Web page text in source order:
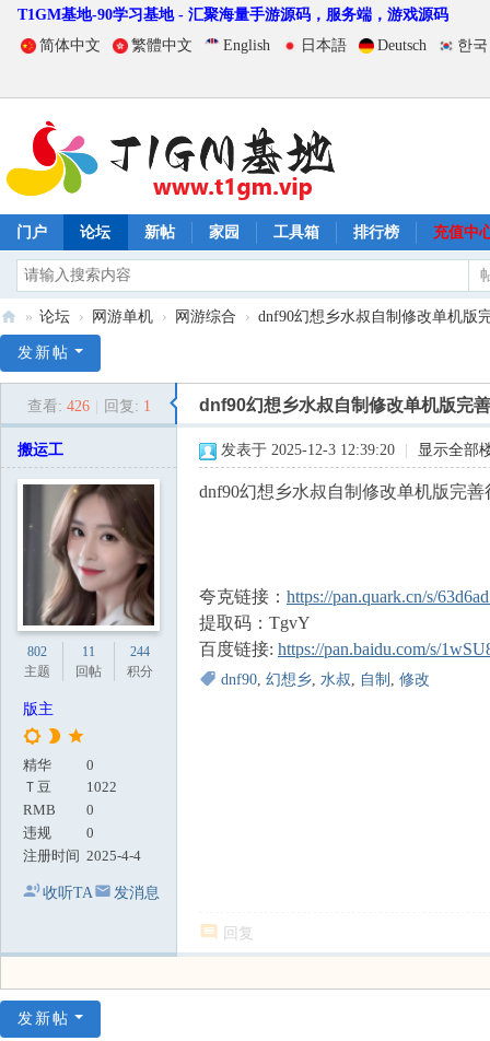
T1GM基地-90学习基地 - 汇聚海量手游源码，服务端，游戏源码
简体中文
繁體中文 English 日本語 Deutsch 한
门户 论坛 新帖 家园 工具箱 排行榜 充值中
1
» 论坛 › 网游单机 › 网游综合 › dnf90幻想乡水叔自制修改单机版
发新帖
查看: 426 回复: 1 dnf90幻想乡水叔自制修改单机版完
搬运工
802
主题
11
回帖
244
积分
版主
精华
0
Ｔ豆
1022
RMB
0
违规
0
注册时间 2025-4-4
收听TA 发消息
发表于 2025-12-3 12:39:20 显示全部
dnf90幻想乡水叔自制修改单机版完
夸克链接： https://pan.quark.cn/s/
提取码：TgvY
百度链接: https://pan.baidu.com/s/
dnf90, 幻想乡, 水叔, 自制 , 修改
回复
发新帖